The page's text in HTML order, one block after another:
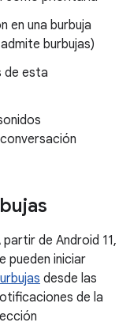
en una burbuja
burbujas)
de esta
partir de Android 11,
pueden iniciar
desde las
de la